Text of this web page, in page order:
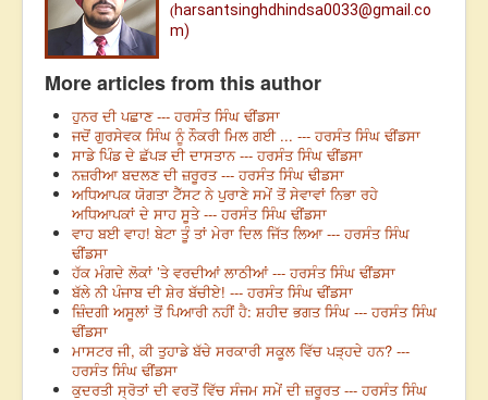
(harsantsinghdhindsa0033@gmail.co
m)
More articles from this author
ਹੁਨਰ ਦੀ ਪਛਾਣ --- ਹਰਸੰਤ ਸਿੰਘ ਢੀਂਡਸਾ
ਜਦੋਂ ਗੁਰਸੇਵਕ ਸਿੰਘ ਨੂੰ ਨੌਕਰੀ ਮਿਲ ਗਈ ... --- ਹਰਸੰਤ ਸਿੰਘ ਢੀਂਡਸਾ
ਸਾਡੇ ਪਿੰਡ ਦੇ ਛੱਪੜ ਦੀ ਦਾਸਤਾਨ --- ਹਰਸੰਤ ਸਿੰਘ ਢੀਂਡਸਾ
ਨਜ਼ਰੀਆ ਬਦਲਣ ਦੀ ਜ਼ਰੂਰਤ --- ਹਰਸੰਤ ਸਿੰਘ ਢੀਡਸਾ
ਅਧਿਆਪਕ ਯੋਗਤਾ ਟੈੱਸਟ ਨੇ ਪੁਰਾਣੇ ਸਮੇਂ ਤੋਂ ਸੇਵਾਵਾਂ ਨਿਭਾ ਰਹੇ
ਅਧਿਆਪਕਾਂ ਦੇ ਸਾਹ ਸੂਤੇ --- ਹਰਸੰਤ ਸਿੰਘ ਢੀਂਡਸਾ
ਵਾਹ ਬਈ ਵਾਹ! ਬੇਟਾ ਤੂੰ ਤਾਂ ਮੇਰਾ ਦਿਲ ਜਿੱਤ ਲਿਆ --- ਹਰਸੰਤ ਸਿੰਘ
ਢੀਂਡਸਾ
ਹੱਕ ਮੰਗਦੇ ਲੋਕਾਂ ’ਤੇ ਵਰਦੀਆਂ ਲਾਠੀਆਂ --- ਹਰਸੰਤ ਸਿੰਘ ਢੀਂਡਸਾ
ਬੱਲੇ ਨੀ ਪੰਜਾਬ ਦੀ ਸ਼ੇਰ ਬੱਚੀਏ! --- ਹਰਸੰਤ ਸਿੰਘ ਢੀਂਡਸਾ
ਜ਼ਿੰਦਗੀ ਅਸੂਲਾਂ ਤੋਂ ਪਿਆਰੀ ਨਹੀਂ ਹੈ: ਸ਼ਹੀਦ ਭਗਤ ਸਿੰਘ --- ਹਰਸੰਤ ਸਿੰਘ
ਢੀਂਡਸਾ
ਮਾਸਟਰ ਜੀ, ਕੀ ਤੁਹਾਡੇ ਬੱਚੇ ਸਰਕਾਰੀ ਸਕੂਲ ਵਿੱਚ ਪੜ੍ਹਦੇ ਹਨ? ---
ਹਰਸੰਤ ਸਿੰਘ ਢੀਂਡਸਾ
ਕੁਦਰਤੀ ਸ੍ਰੋਤਾਂ ਦੀ ਵਰਤੋਂ ਵਿੱਚ ਸੰਜਮ ਸਮੇਂ ਦੀ ਜ਼ਰੂਰਤ --- ਹਰਸੰਤ ਸਿੰਘ